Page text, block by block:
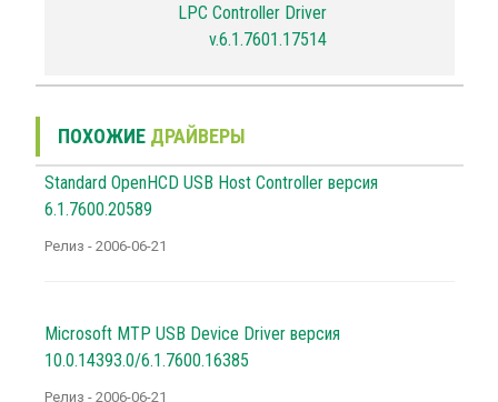
LPC Controller Driver
v.6.1.7601.17514
ПОХОЖИЕ ДРАЙВЕРЫ
Standard OpenHCD USB Host Controller версия
6.1.7600.20589
Релиз - 2006-06-21
Microsoft MTP USB Device Driver версия
10.0.14393.0/6.1.7600.16385
Релиз - 2006-06-21